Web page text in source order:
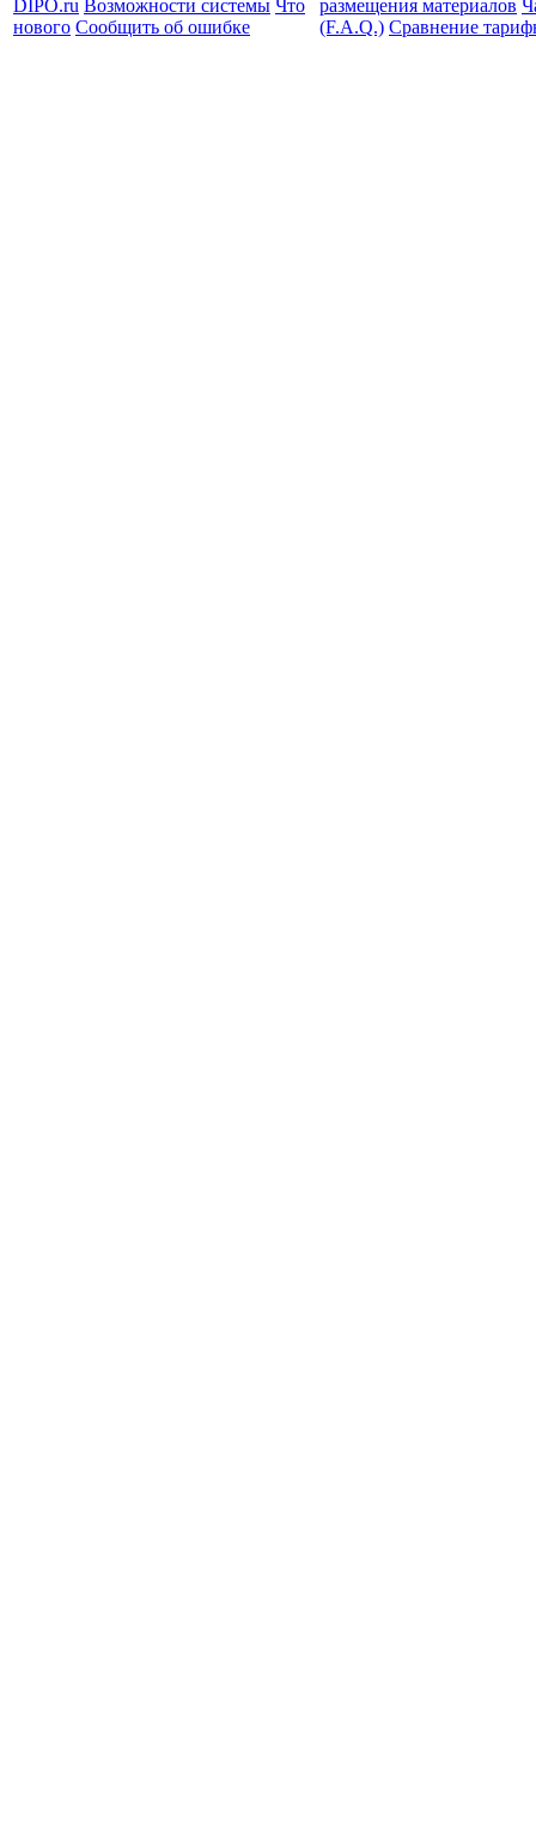
DIPO.ru Возможности системы Что
нового Сообщить об ошибке
размещения материалов
(F.A.Q.) Cравнение